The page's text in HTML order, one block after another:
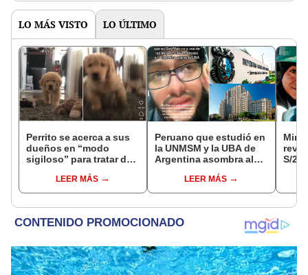
LO MÁS VISTO LO ÚLTIMO
Perrito se acerca a sus
dueños en “modo
sigiloso” para tratar de
LEER MÁS
Peruano que estudió en
la UNMSM y la UBA de
Argentina asombra al
entre ambas
LEER MÁS
S/